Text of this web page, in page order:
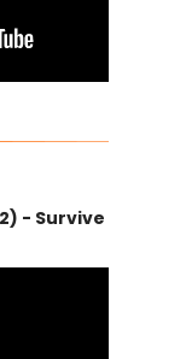
- Survive